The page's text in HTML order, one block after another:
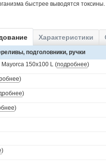
быстрее выводятся
Характеристики
подголовники, ручки
Mayorca 150x100 L (подробнее)
)
)
)
)